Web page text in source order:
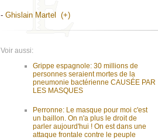
- Ghislain Martel (+)
Voir aussi:
Grippe espagnole: 30 millions de
personnes seraient mortes de la
pneumonie bactérienne CAUSÉE PAR
LES MASQUES
Perronne: Le masque pour moi c'est
un baillon. On n'a plus le droit de
parler aujourd'hui ! On est dans une
attaque frontale contre le peuple